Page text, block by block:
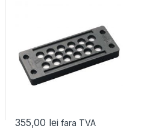
355,00 lei fara TVA